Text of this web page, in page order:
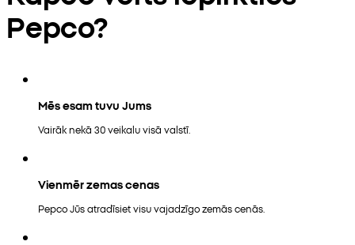
Pepco?
Mēs esam tuvu Jums
Vairāk nekā 30 veikalu visā valstī.
Vienmēr zemas cenas
Pepco Jūs atradīsiet visu vajadzīgo zemās cenās.